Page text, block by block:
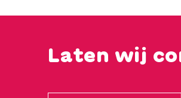
Laten wij